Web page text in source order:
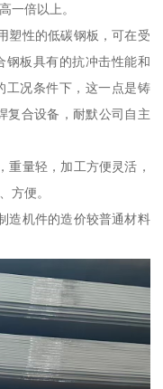
一倍以上。
塑性的低碳钢板，可在受
钢板具有的抗冲击性能和
工况条件下，这一点是铸
复合设备，耐默公司自主
重量轻，加工方便灵活，
方便。
造机件的造价较普通材料